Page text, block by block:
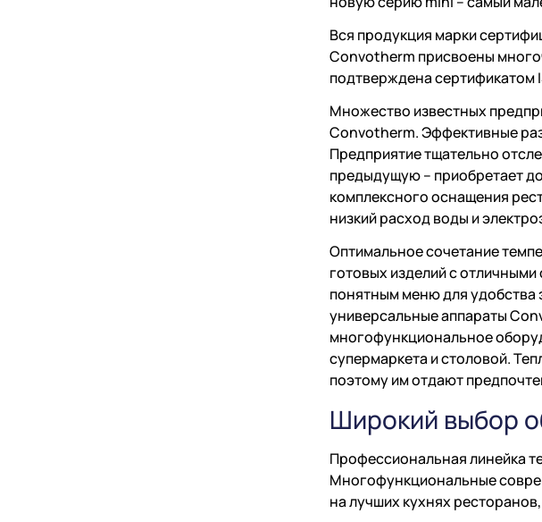
Вся продукция марки
Convotherm присвоены
подтверждена сертификатом
Множество известных
Convotherm. Эффективные
Предприятие тщательно
предыдущую – приобретает
комплексного оснащения
низкий расход воды и
Оптимальное сочетание
готовых изделий с
понятным меню для удобства
универсальные аппараты
многофункциональное
супермаркета и столовой.
поэтому им отдают
Широкий выбор
Профессиональная линейка
Многофункциональные
на лучших кухнях